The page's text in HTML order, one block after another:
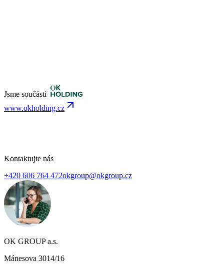
Jsme součástí
www.okholding.cz
Kontaktujte nás
+420 606 764 472okgroup@okgroup.cz
OK GROUP a.s.
Mánesova 3014/16